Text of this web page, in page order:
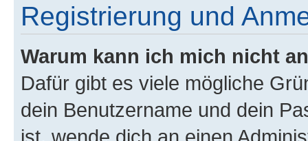
Registrierung und
Warum kann ich mich nicht
Dafür gibt es viele mögliche
dein Benutzername und dein
ist, wende dich an einen